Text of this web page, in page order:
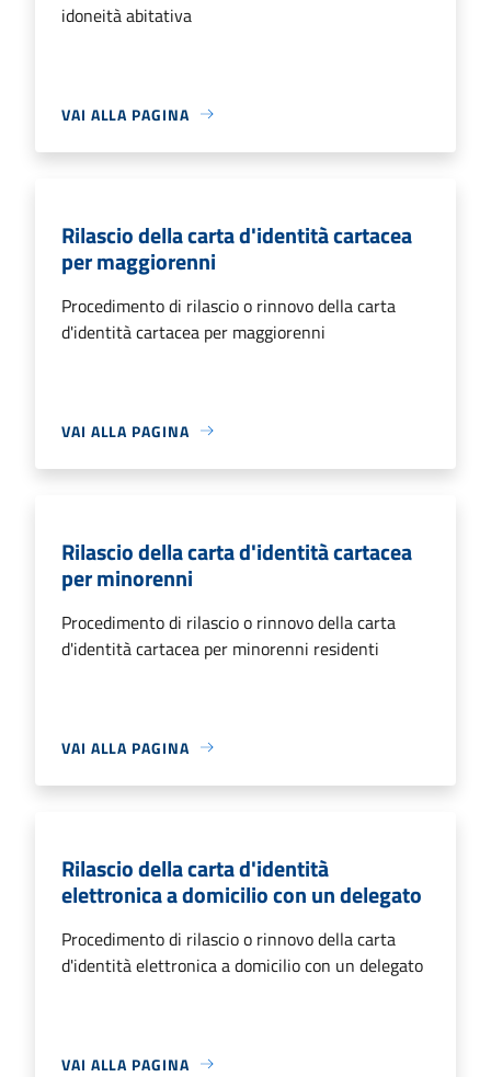
idoneità abitativa
VAI ALLA PAGINA
Rilascio della carta d'identità cartacea
per maggiorenni
Procedimento di rilascio o rinnovo della carta
d'identità cartacea per maggiorenni
VAI ALLA PAGINA
Rilascio della carta d'identità cartacea
per minorenni
Procedimento di rilascio o rinnovo della carta
d'identità cartacea per minorenni residenti
VAI ALLA PAGINA
Rilascio della carta d'identità
elettronica a domicilio con un delegato
Procedimento di rilascio o rinnovo della carta
d'identità elettronica a domicilio con un delegato
VAI ALLA PAGINA